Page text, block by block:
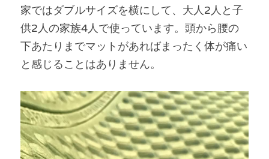
家ではダブルサイズを横にして、大人2人と子
供2人の家族4人で使っています。頭から腰の
下あたりまでマットがあればまったく体が痛い
と感じることはありません。